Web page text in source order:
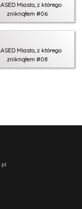
Miasto, z którego
zniknąłem #06
Miasto, z którego
zniknąłem #08